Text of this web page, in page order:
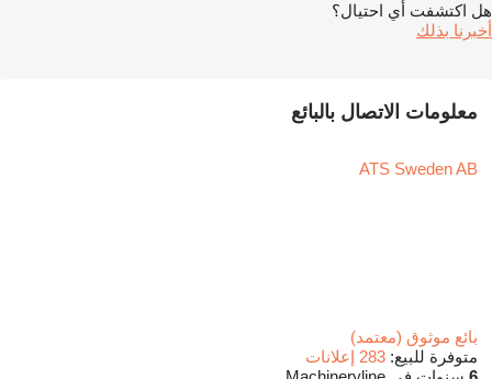
هل اكتشفت أي احتيال؟
أخبرنا بذلك
معلومات الاتصال بالبائع
ATS Sweden AB
بائع موثوق (معتمد)
متوفرة للبيع: 283 إعلانات